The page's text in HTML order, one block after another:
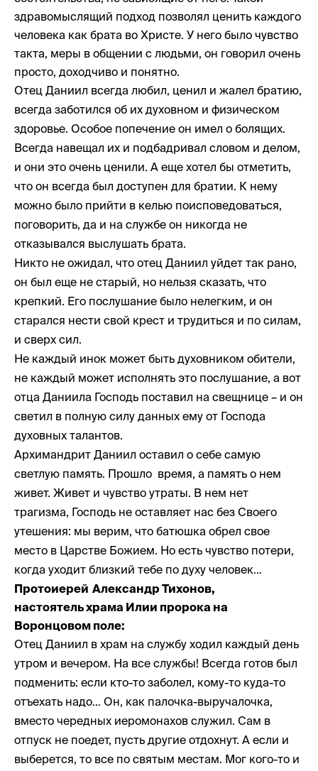
здравомыслящий подход позволял ценить каждого
человека как брата во Христе. У него было чувство
такта, меры в общении с людьми, он говорил очень
просто, доходчиво и понятно.
Отец Даниил всегда любил, ценил и жалел братию,
всегда заботился об их духовном и физическом
здоровье. Особое попечение он имел о болящих.
Всегда навещал их и подбадривал словом и делом,
и они это очень ценили. А еще хотел бы отметить,
что он всегда был доступен для братии. К нему
можно было прийти в келью поисповедоваться,
поговорить, да и на службе он никогда не
отказывался выслушать брата.
Никто не ожидал, что отец Даниил уйдет так рано,
он был еще не старый, но нельзя сказать, что
крепкий. Его послушание было нелегким, и он
старался нести свой крест и трудиться и по силам,
и сверх сил.
Не каждый инок может быть духовником обители,
не каждый может исполнять это послушание, а вот
отца Даниила Господь поставил на свещнице – и он
светил в полную силу данных ему от Господа
духовных талантов.
Архимандрит Даниил оставил о себе самую
светлую память. Прошло время, а память о нем
живет. Живет и чувство утраты. В нем нет
трагизма, Господь не оставляет нас без Своего
утешения: мы верим, что батюшка обрел свое
место в Царстве Божием. Но есть чувство потери,
когда уходит близкий тебе по духу человек…
Протоиерей Александр Тихонов,
настоятель храма Илии пророка на
Воронцовом поле:
Отец Даниил в храм на службу ходил каждый день
утром и вечером. На все службы! Всегда готов был
подменить: если кто-то заболел, кому-то куда-то
отъехать надо… Он, как палочка-выручалочка,
вместо чередных иеромонахов служил. Сам в
отпуск не поедет, пусть другие отдохнут. А если и
выберется, то все по святым местам. Мог кого-то и